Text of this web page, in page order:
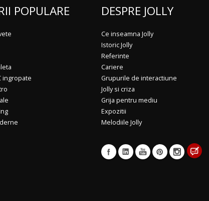
POPULARE
ingropate
DESPRE JOLLY
Ce inseamna Jolly
Istoric Jolly
Referinte
Cariere
Grupurile de interactiune
Jolly si criza
Grija pentru mediu
Expozitii
Melodiile Jolly